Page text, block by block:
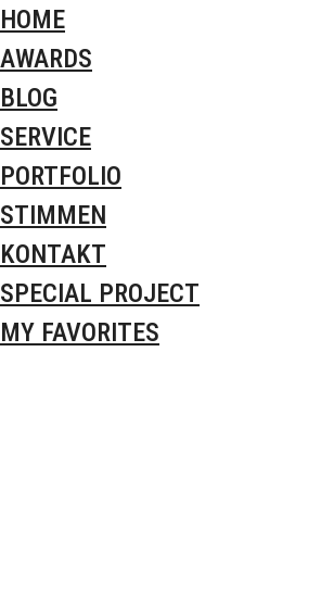
HOME
AWARDS
BLOG
SERVICE
PORTFOLIO
STIMMEN
KONTAKT
SPECIAL PROJECT
MY FAVORITES